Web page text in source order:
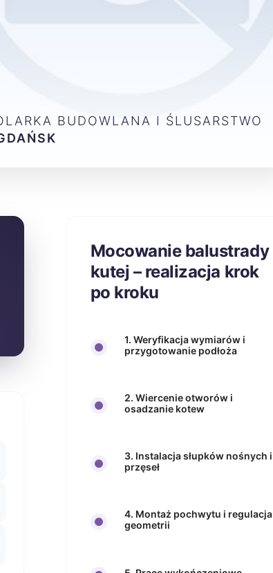
BUDOWLANA I ŚLUSARSTWO
Mocowanie balustrady
kutej – realizacja krok
po kroku
1. Weryfikacja wymiarów i
przygotowanie podłoża
2. Wiercenie otworów i
osadzanie kotew
3. Instalacja słupków nośnych i
przęseł
4. Montaż pochwytu i regulacja
geometrii